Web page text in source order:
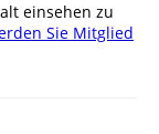
einsehen zu
Sie Mitglied